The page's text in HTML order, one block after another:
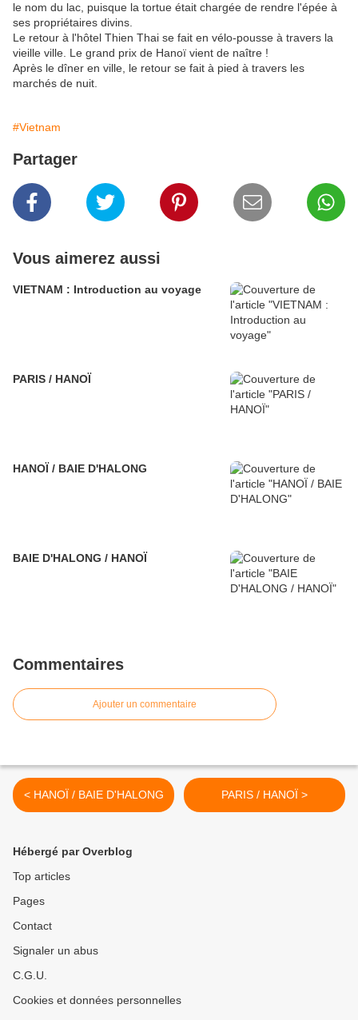
le nom du lac, puisque la tortue était chargée de rendre l'épée à
ses propriétaires divins.
Le retour à l'hôtel Thien Thai se fait en vélo-pousse à travers la
vieille ville. Le grand prix de Hanoï vient de naître !
Après le dîner en ville, le retour se fait à pied à travers les
marchés de nuit.
#Vietnam
Partager
Vous aimerez aussi
VIETNAM : Introduction au voyage
PARIS / HANOÏ
HANOÏ / BAIE D'HALONG
BAIE D'HALONG / HANOÏ
Commentaires
Ajouter un commentaire
< HANOÏ / BAIE D'HALONG PARIS / HANOÏ >
Hébergé par Overblog
Top articles
Pages
Contact
Signaler un abus
C.G.U.
Cookies et données personnelles